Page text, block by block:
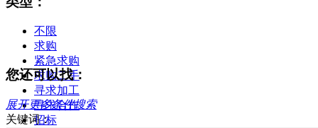
不限
求购
紧急求购
求购二手
寻求加工
寻求合作
招标
您还可以找：
展开更多条件搜索
关键词：